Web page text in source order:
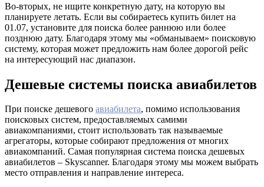
Во-вторых, не ищите конкретную дату, на которую вы
планируете летать. Если вы собираетесь купить билет на
01.07, установите для поиска более раннюю или более
позднюю дату. Благодаря этому мы «обманываем» поисковую
систему, которая может предложить нам более дорогой рейс
на интересующий нас диапазон.
Дешевые системы поиска авиабилетов
При поиске дешевого авиабилета, помимо использования
поисковых систем, предоставляемых самими
авиакомпаниями, стоит использовать так называемые
агрегаторы, которые собирают предложения от многих
авиакомпаний. Самая популярная система поиска дешевых
авиабилетов – Skyscanner. Благодаря этому мы можем выбрать
место отправления и направление интереса.